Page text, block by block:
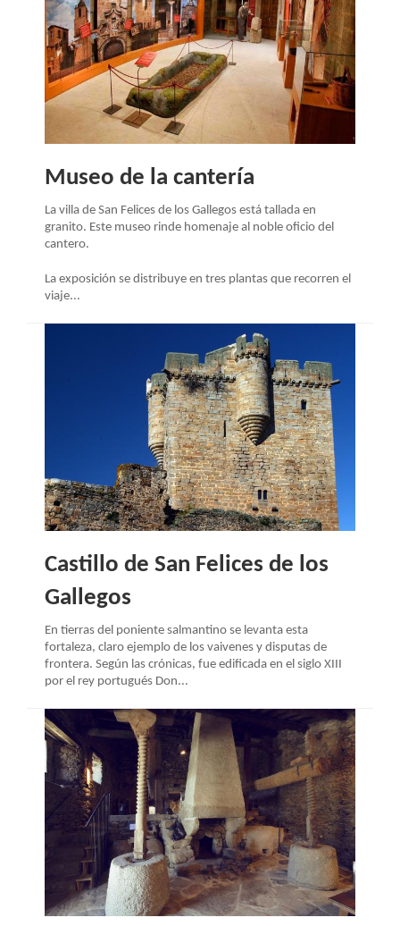
Museo de la cantería
La villa de San Felices de los Gallegos está tallada en
granito. Este museo rinde homenaje al noble oficio del
cantero.
La exposición se distribuye en tres plantas que recorren el
viaje...
Castillo de San Felices de los
Gallegos
En tierras del poniente salmantino se levanta esta
fortaleza, claro ejemplo de los vaivenes y disputas de
frontera. Según las crónicas, fue edificada en el siglo XIII
por el rey portugués Don...